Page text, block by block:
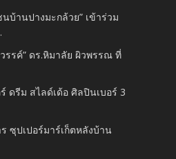
บ้านปางมะกล้วย” เข้าร่วม
รรค์” ดร.หิมาลัย ผิวพรรณ ที่
ดรีม สไลด์เด้อ ศิลปินเบอร์ 3
ซุปเปอร์มาร์เก็ตหลังบ้าน